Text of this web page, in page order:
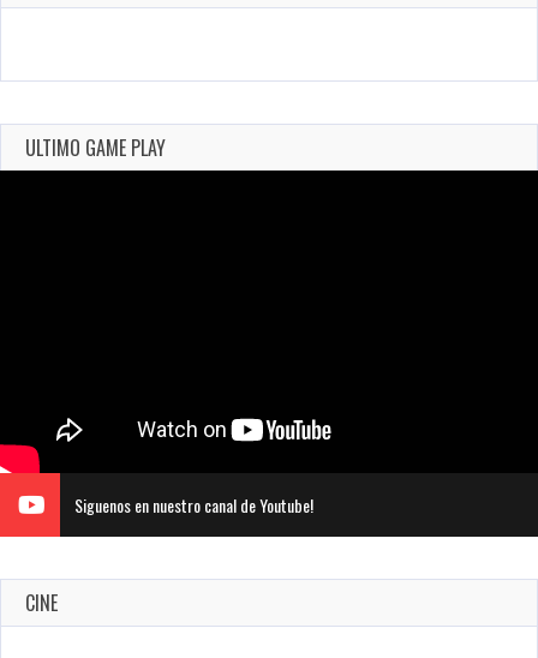
ULTIMO GAME PLAY
Siguenos en nuestro canal de Youtube!
CINE